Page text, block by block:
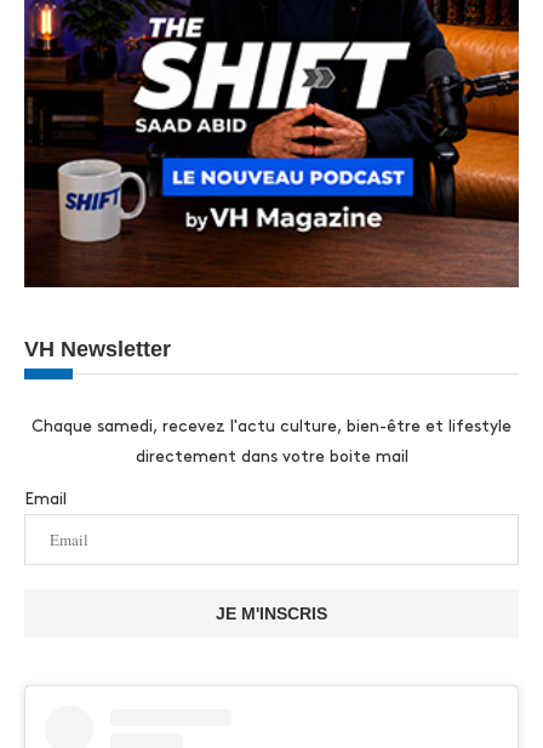
VH Newsletter
Chaque samedi, recevez l'actu culture, bien-être et lifestyle
directement dans votre boite mail
Email
JE M'INSCRIS